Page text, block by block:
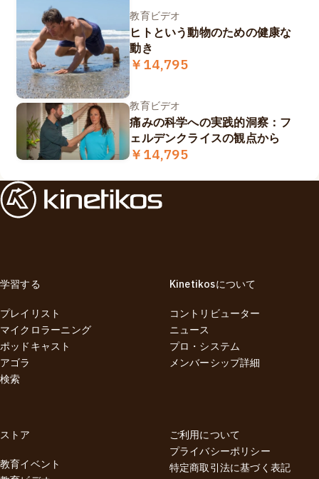
教育ビデオ
ヒトという動物のための健康な
動き
￥14,795
教育ビデオ
痛みの科学への実践的洞察：フ
ェルデンクライスの観点から
￥14,795
学習する
プレイリスト
マイクロラーニング
ポッドキャスト
アゴラ
検索
Kinetikosについて
コントリビューター
ニュース
プロ・システム
メンバーシップ詳細
ストア
教育イベント
ご利用について
プライバシーポリシー
特定商取引法に基づく表記